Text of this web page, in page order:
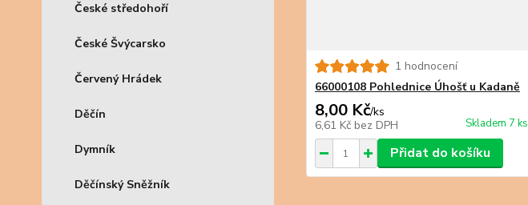
České středohoří
České Švýcarsko
Červený Hrádek
Děčín
Dymník
Děčínský Sněžník
1 hodnocení
66000108 Pohlednice Úhošť u Kadaně
8,00 Kč/ks
6,61 Kč bez DPH Skladem 7 ks
Přidat do košíku